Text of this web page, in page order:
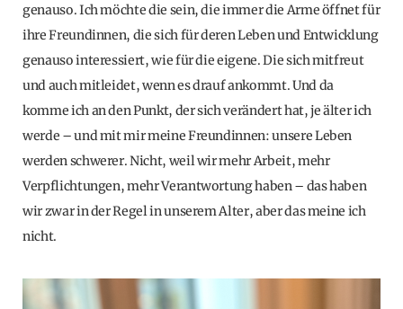
genauso. Ich möchte die sein, die immer die Arme öffnet für
ihre Freundinnen, die sich für deren Leben und Entwicklung
genauso interessiert, wie für die eigene. Die sich mitfreut
und auch mitleidet, wenn es drauf ankommt. Und da
komme ich an den Punkt, der sich verändert hat, je älter ich
werde – und mit mir meine Freundinnen: unsere Leben
werden schwerer. Nicht, weil wir mehr Arbeit, mehr
Verpflichtungen, mehr Verantwortung haben – das haben
wir zwar in der Regel in unserem Alter, aber das meine ich
nicht.